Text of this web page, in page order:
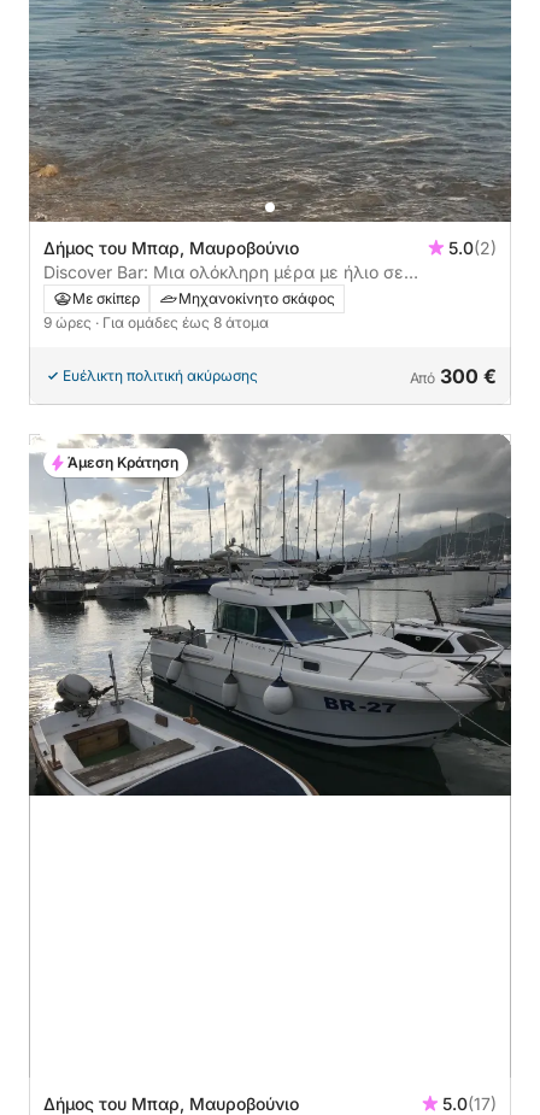
Δήμος του Μπαρ, Μαυροβούνιο 5.0(2)
Discover Bar: Μια ολόκληρη μέρα με ήλιο σε
μηχανοκίνητο σκάφος
Με σκίπερ
Μηχανοκίνητο σκάφος
9 ώρες · Για ομάδες έως 8 άτομα
Ευέλικτη πολιτική ακύρωσης Από 300 €
Δήμος του Μπαρ, Μαυροβούνιο 5.0(17)
Άμεση Κράτηση